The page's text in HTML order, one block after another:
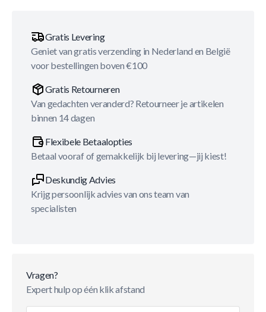
Gratis Levering
Geniet van gratis verzending in Nederland en België
voor bestellingen boven €100
Gratis Retourneren
Van gedachten veranderd? Retourneer je artikelen
binnen 14 dagen
Flexibele Betaalopties
Betaal vooraf of gemakkelijk bij levering—jij kiest!
Deskundig Advies
Krijg persoonlijk advies van ons team van
specialisten
Vragen?
Expert hulp op één klik afstand